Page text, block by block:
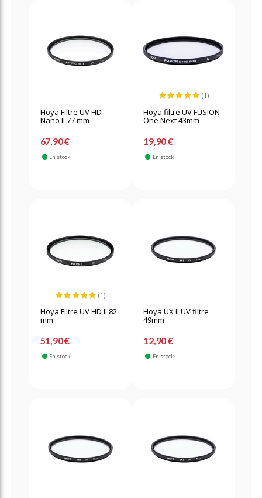
Hoya Filtre UV HD
Nano II 77 mm
67,90 €
En stock
(1)
Hoya filtre UV FUSION
One Next 43mm
19,90 €
En stock
(1)
Hoya Filtre UV HD II 82
mm
51,90 €
En stock
Hoya UX II UV filtre
49mm
12,90 €
En stock